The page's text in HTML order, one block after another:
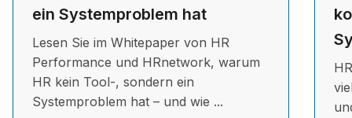
ein Systemproblem hat
Lesen Sie im Whitepaper von HR
Performance und HRnetwork, warum
HR kein Tool-, sondern ein
Systemproblem hat – und wie ...